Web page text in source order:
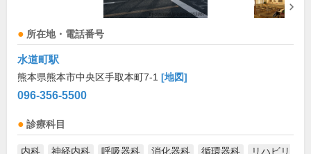
所在地・電話番号
水道町駅
熊本県熊本市中央区手取本町7-1 [地図]
096-356-5500
診療科目
内科 神経内科 呼吸器科 消化器科 循環器科 リハビリ